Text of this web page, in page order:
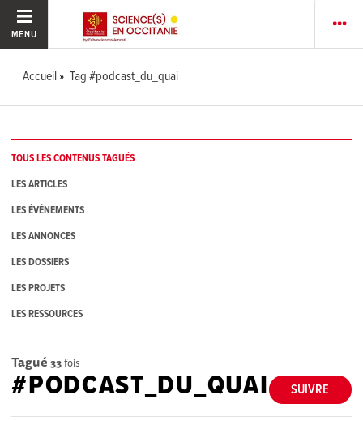
MENU
Accueil Tag #podcast_du_quai
TOUS LES CONTENUS TAGUÉS
LES ARTICLES
LES ÉVÉNEMENTS
LES ANNONCES
LES DOSSIERS
LES PROJETS
LES RESSOURCES
Tagué 33fois
SUIVRE
#PODCAST_DU_QUAI